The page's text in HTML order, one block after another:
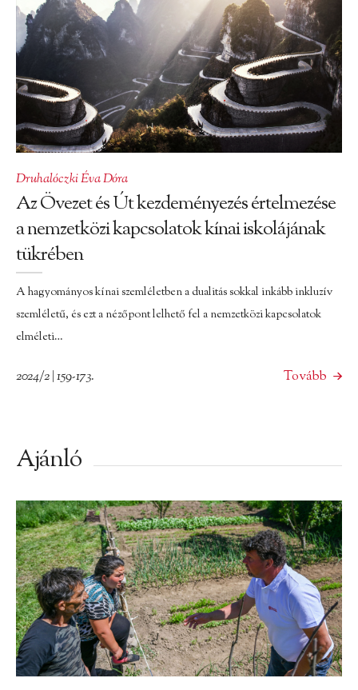
Druhalóczki Éva Dóra
Az Övezet és Út kezdeményezés értelmezése
a nemzetközi kapcsolatok kínai iskolájának
tükrében
A hagyományos kínai szemléletben a dualitás sokkal inkább inkluzív
szemléletű, és ezt a nézőpont lelhető fel a nemzetközi kapcsolatok
elméleti…
2024/2 | 159-173. Tovább
Ajánló